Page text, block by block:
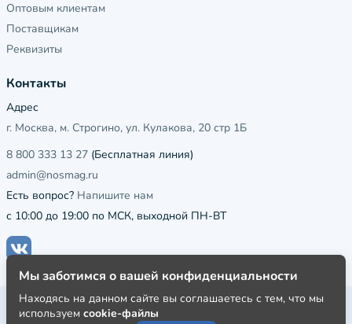
Оптовым клиентам
Поставщикам
Реквизиты
Контакты
Адрес
г. Москва, м. Строгино, ул. Кулакова, 20 стр 1Б
8 800 333 13 27 (Бесплатная линия)
admin@nosmag.ru
Есть вопрос? Напишите нам
с 10:00 до 19:00 по МСК, выходной ПН-ВТ
Публичная оферта
Мы заботимся о вашей конфиденциальности
Находясь на данном сайте вы соглашаетесь с тем, что мы
используем cookie-файлы